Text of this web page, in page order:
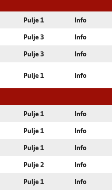
Pulje 1 Info
Pulje 3 Info
Pulje 3 Info
Pulje 1 Info
Pulje 1 Info
Pulje 1 Info
Pulje 1 Info
Pulje 2 Info
Pulje 1 Info